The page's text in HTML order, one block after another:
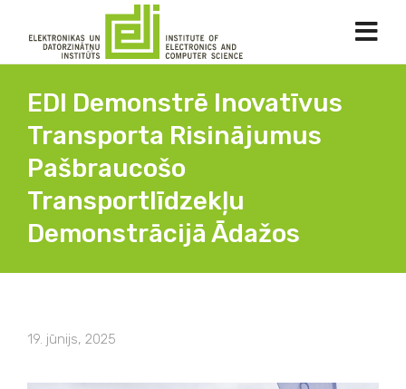
EDI Demonstrē Inovatīvus
Transporta Risinājumus
Pašbraucošo
Transportlīdzekļu
Demonstrācijā Ādažos
19. jūnijs, 2025